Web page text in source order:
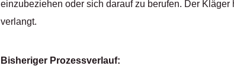
einzubeziehen oder sich darauf zu berufen. Der
verlangt.
Bisheriger Prozessverlauf: